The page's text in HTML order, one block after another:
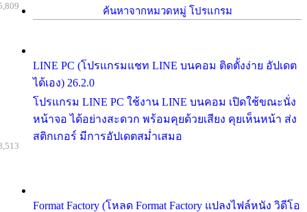
ค้นหาจากหมวดหมู่ โปรแกรม
LINE PC (โปรแกรมแชท LINE บนคอม ติดตั้งง่าย อัปเดต
ได้เอง) 26.2.0
โปรแกรม LINE PC ใช้งาน LINE บนคอม เปิดใช้ขณะนั่ง
หน้าจอ ได้อย่างสะดวก พร้อมคุยด้วยเสียง คุยเห็นหน้า ส่ง
สติกเกอร์ มีการอัปเดตสม่ำเสมอ
Format Factory (โหลด Format Factory แปลงไฟล์หนัง วิดีโอ